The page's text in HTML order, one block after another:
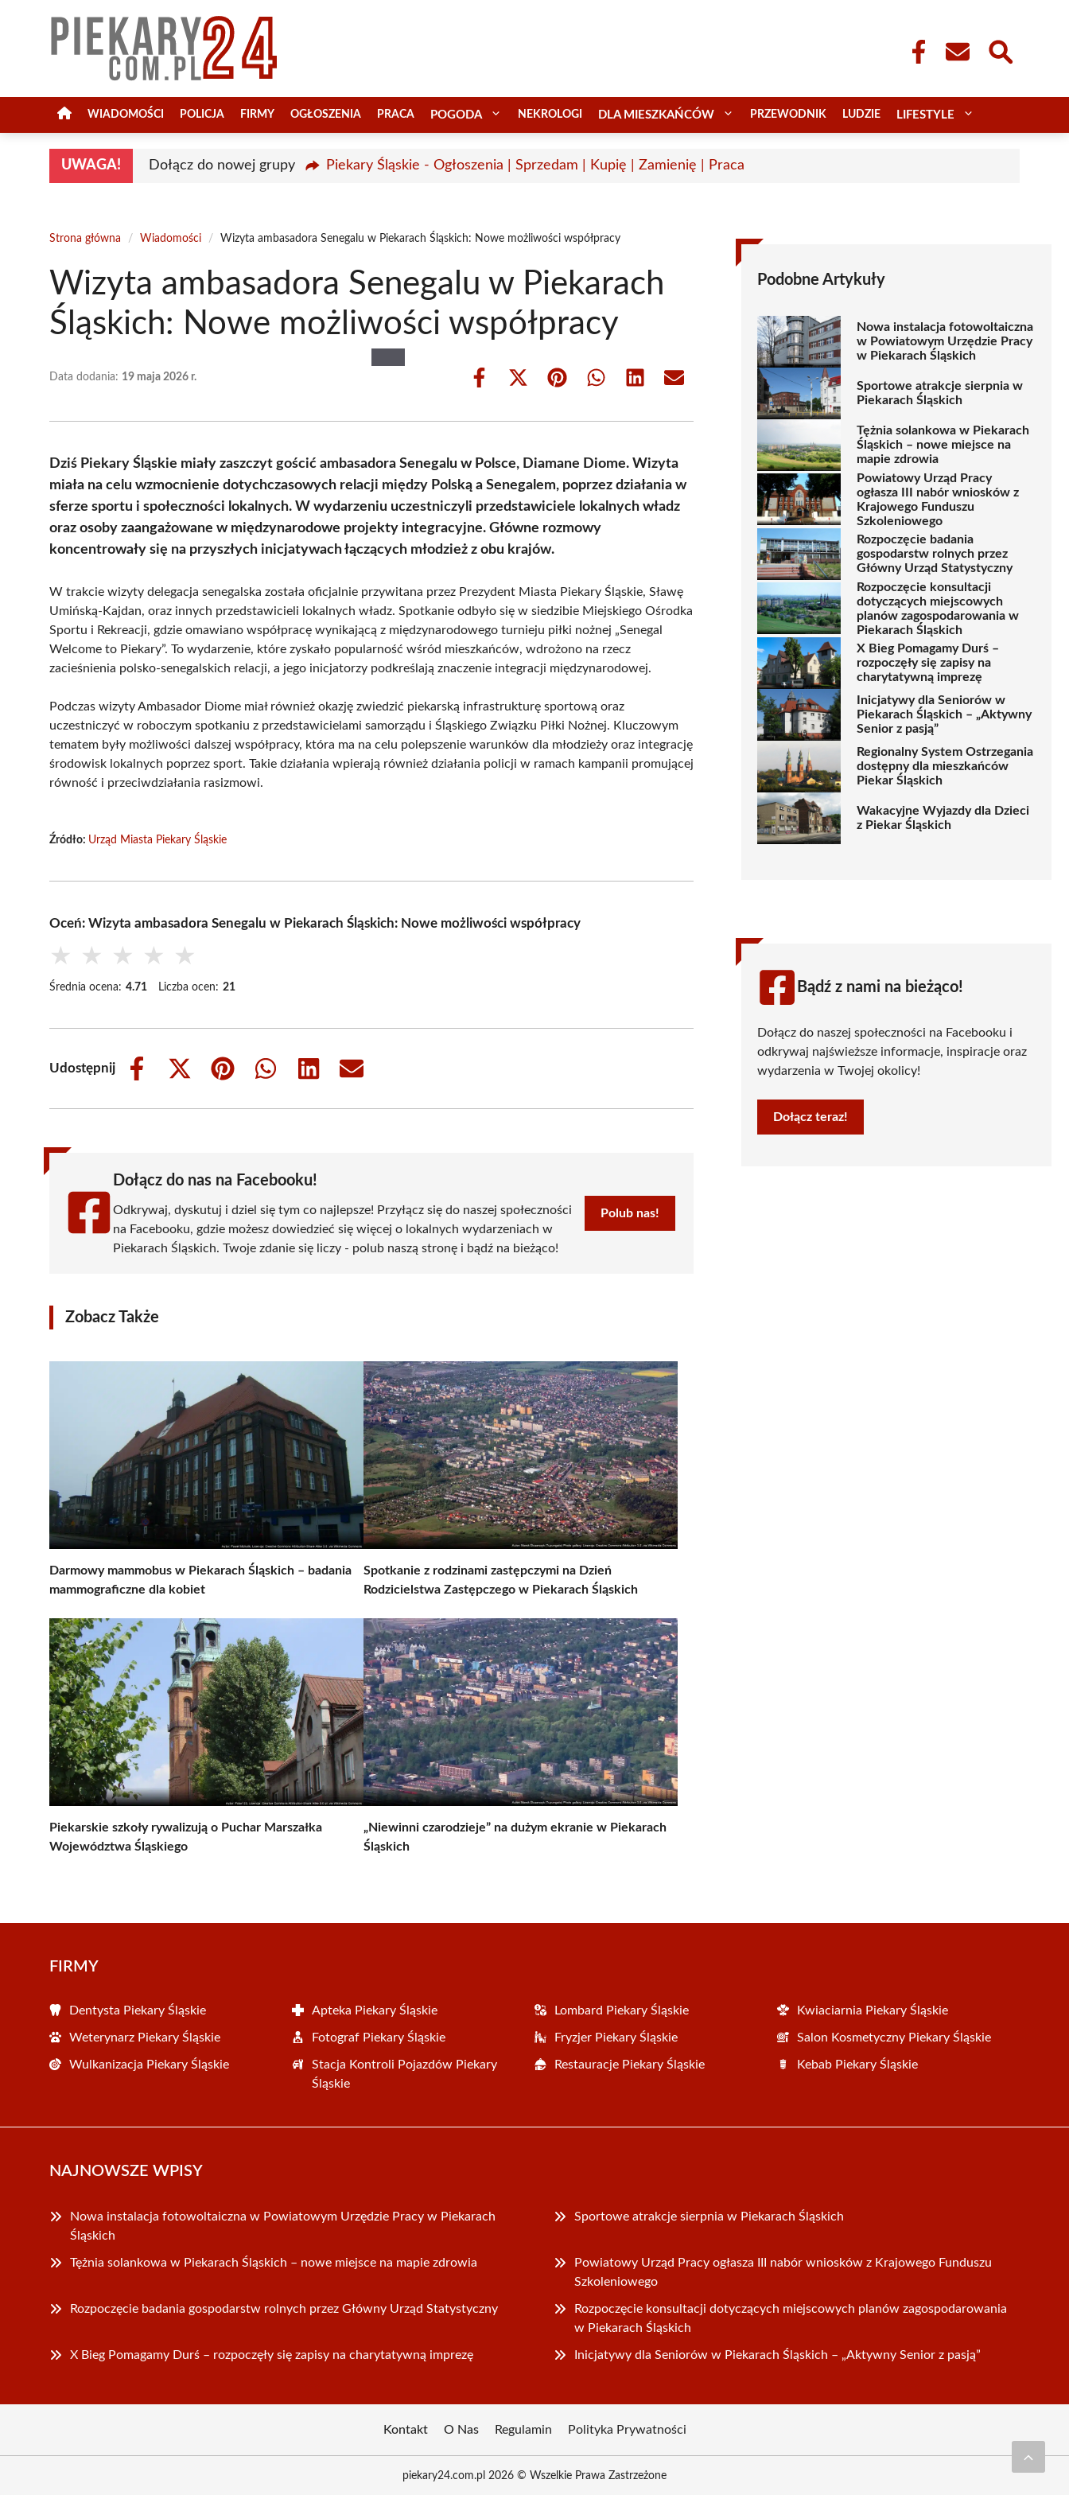
WIADOMOŚCI POLICJA FIRMY OGŁOSZENIA PRACA POGODA NEKROLOGI DLA MIESZKAŃCÓW PRZEWODNIK LUDZIE LIFESTYLE
UWAGA! Dołącz do nowej grupy Piekary Śląskie - Ogłoszenia | Sprzedam | Kupię | Zamienię | Praca
Strona główna / Wiadomości / Wizyta ambasadora Senegalu w Piekarach Śląskich: Nowe możliwości współpracy
Wizyta ambasadora Senegalu w Piekarach
Śląskich: Nowe możliwości współpracy
Data dodania: 19 maja 2026 r.
Share
Share
(Twitter)
Share Share Share Share
Dziś Piekary Śląskie miały zaszczyt gościć ambasadora Senegalu w Polsce, Diamane Diome. Wizyta
miała na celu wzmocnienie dotychczasowych relacji między Polską a Senegalem, poprzez działania w
sferze sportu i społeczności lokalnych. W wydarzeniu uczestniczyli przedstawiciele lokalnych władz
oraz osoby zaangażowane w międzynarodowe projekty integracyjne. Główne rozmowy
koncentrowały się na przyszłych inicjatywach łączących młodzież z obu krajów.
W trakcie wizyty delegacja senegalska została oficjalnie przywitana przez Prezydent Miasta Piekary Śląskie, Sławę
Umińską-Kajdan, oraz innych przedstawicieli lokalnych władz. Spotkanie odbyło się w siedzibie Miejskiego Ośrodka
Sportu i Rekreacji, gdzie omawiano współpracę wynikającą z międzynarodowego turnieju piłki nożnej „Senegal
Welcome to Piekary”. To wydarzenie, które zyskało popularność wśród mieszkańców, wdrożono na rzecz
zacieśnienia polsko-senegalskich relacji, a jego inicjatorzy podkreślają znaczenie integracji międzynarodowej.
Podczas wizyty Ambasador Diome miał również okazję zwiedzić piekarską infrastrukturę sportową oraz
uczestniczyć w roboczym spotkaniu z przedstawicielami samorządu i Śląskiego Związku Piłki Nożnej. Kluczowym
tematem były możliwości dalszej współpracy, która ma na celu polepszenie warunków dla młodzieży oraz integrację
środowisk lokalnych poprzez sport. Takie działania wpierają również działania policji w ramach kampanii promującej
równość i przeciwdziałania rasizmowi.
Źródło: Urząd Miasta Piekary Śląskie
Oceń: Wizyta ambasadora Senegalu w Piekarach Śląskich: Nowe możliwości współpracy
★ ★ ★ ★ ★
Średnia ocena: 4.71 Liczba ocen: 21
Udostępnij
Share
Share
(Twitter)
Share
Share
Share
Share
Dołącz do nas na Facebooku!
Odkrywaj, dyskutuj i dziel się tym co najlepsze! Przyłącz się do naszej społeczności
na Facebooku, gdzie możesz dowiedzieć się więcej o lokalnych wydarzeniach w
Piekarach Śląskich. Twoje zdanie się liczy - polub naszą stronę i bądź na bieżąco!
Polub nas!
Zobacz Także
Darmowy mammobus w Piekarach Śląskich – badania
mammograficzne dla kobiet
Spotkanie z rodzinami zastępczymi na Dzień
Rodzicielstwa Zastępczego w Piekarach Śląskich
Piekarskie szkoły rywalizują o Puchar Marszałka
Województwa Śląskiego
„Niewinni czarodzieje” na dużym ekranie w Piekarach
Śląskich
Podobne Artykuły
Nowa instalacja fotowoltaiczna
w Powiatowym Urzędzie Pracy
w Piekarach Śląskich
Sportowe atrakcje sierpnia w
Piekarach Śląskich
Tężnia solankowa w Piekarach
Śląskich – nowe miejsce na
mapie zdrowia
Powiatowy Urząd Pracy
ogłasza III nabór wniosków z
Krajowego Funduszu
Szkoleniowego
Rozpoczęcie badania
gospodarstw rolnych przez
Główny Urząd Statystyczny
Rozpoczęcie konsultacji
dotyczących miejscowych
planów zagospodarowania w
Piekarach Śląskich
X Bieg Pomagamy Durś –
rozpoczęły się zapisy na
charytatywną imprezę
Inicjatywy dla Seniorów w
Piekarach Śląskich – „Aktywny
Senior z pasją”
Regionalny System Ostrzegania
dostępny dla mieszkańców
Piekar Śląskich
Wakacyjne Wyjazdy dla Dzieci
z Piekar Śląskich
Bądź z nami na bieżąco!
Dołącz do naszej społeczności na Facebooku i
odkrywaj najświeższe informacje, inspiracje oraz
wydarzenia w Twojej okolicy!
Dołącz teraz!
FIRMY
Dentysta Piekary Śląskie Apteka Piekary Śląskie Lombard Piekary Śląskie Kwiaciarnia Piekary Śląskie
Weterynarz Piekary Śląskie Fotograf Piekary Śląskie Fryzjer Piekary Śląskie Salon Kosmetyczny Piekary Śląskie
Wulkanizacja Piekary Śląskie
Stacja Kontroli Pojazdów Piekary
Śląskie
Restauracje Piekary Śląskie Kebab Piekary Śląskie
NAJNOWSZE WPISY
Nowa instalacja fotowoltaiczna w Powiatowym Urzędzie Pracy w Piekarach
Śląskich
Sportowe atrakcje sierpnia w Piekarach Śląskich
Tężnia solankowa w Piekarach Śląskich – nowe miejsce na mapie zdrowia
Powiatowy Urząd Pracy ogłasza III nabór wniosków z Krajowego Funduszu
Szkoleniowego
Rozpoczęcie badania gospodarstw rolnych przez Główny Urząd Statystyczny
Rozpoczęcie konsultacji dotyczących miejscowych planów zagospodarowania
w Piekarach Śląskich
X Bieg Pomagamy Durś – rozpoczęły się zapisy na charytatywną imprezę Inicjatywy dla Seniorów w Piekarach Śląskich – „Aktywny Senior z pasją”
Kontakt O Nas Regulamin Polityka Prywatności
piekary24.com.pl 2026 © Wszelkie Prawa Zastrzeżone